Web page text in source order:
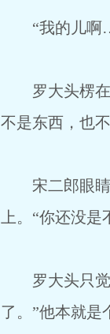
“我的儿啊……
罗大头楞在
不是东西，也
宋二郎眼睛
上。“你还没是
罗大头只觉
了。”他本就是